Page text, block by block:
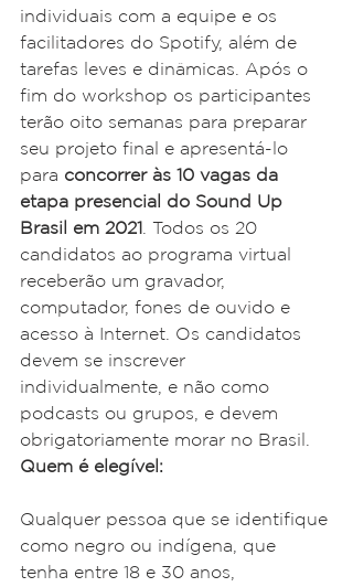
individuais com a equipe e os
facilitadores do Spotify, além de
tarefas leves e dinâmicas. Após o
fim do workshop os participantes
terão oito semanas para preparar
seu projeto final e apresentá-lo
para concorrer às 10 vagas da
etapa presencial do Sound Up
Brasil em 2021 . Todos os 20
candidatos ao programa virtual
receberão um gravador,
computador, fones de ouvido e
acesso à Internet. Os candidatos
devem se inscrever
individualmente, e não como
podcasts ou grupos, e devem
obrigatoriamente morar no Brasil.
Quem é elegível:
Qualquer pessoa que se identifique
como negro ou indígena, que
tenha entre 18 e 30 anos,